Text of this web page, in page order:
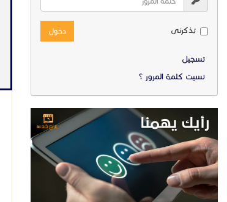
تذكرنى دخول
تسجيل
نسيت كلمة المرور ؟